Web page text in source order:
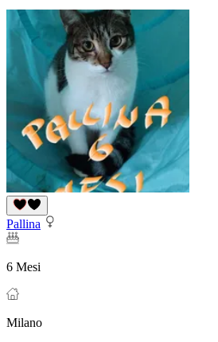
Pallina
6 Mesi
Milano